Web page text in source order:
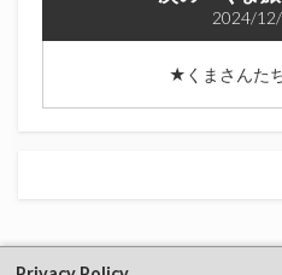
2024/
★くまさんた